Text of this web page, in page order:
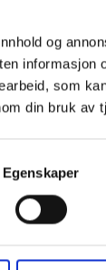
og
som
din bruk av
Egenskaper